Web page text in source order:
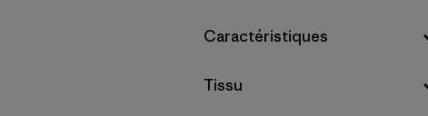
Filtrer par
Caractéristiques
Filtrer par
Tissu